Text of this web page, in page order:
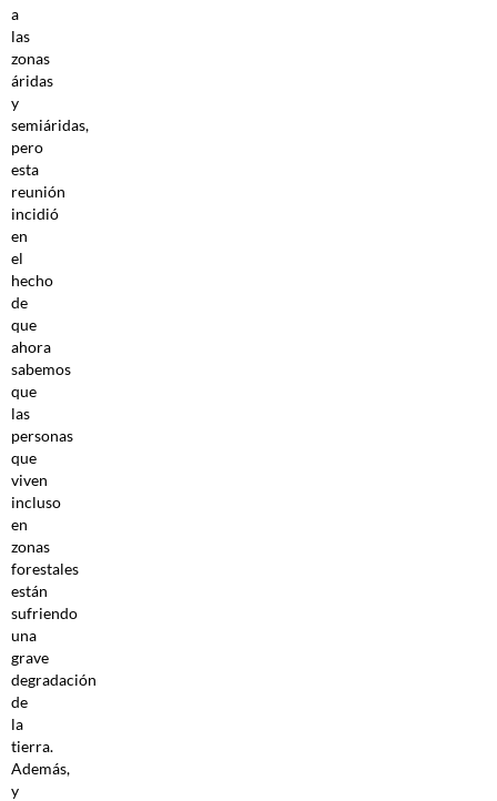
a
las
zonas
áridas
y
semiáridas,
pero
esta
reunión
incidió
en
el
hecho
de
que
ahora
sabemos
que
las
personas
que
viven
incluso
en
zonas
forestales
están
sufriendo
una
grave
degradación
de
la
tierra.
Además,
y